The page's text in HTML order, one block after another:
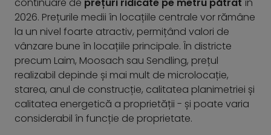
2026. Prețurile medii în locațiile centrale vor rămâne
la un nivel foarte atractiv, permițând valori de
vânzare bune în locațiile principale. În districte
precum Laim, Moosach sau Sendling, prețul
realizabil depinde și mai mult de microlocație,
starea, anul de construcție, calitatea planimetriei și
calitatea energetică a proprietății - și poate varia
considerabil în funcție de proprietate.